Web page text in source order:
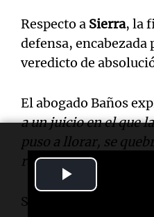
Respecto a Sierra, la
defensa, encabezada
veredicto de
El abogado Baños
a un juicio en el que
puso a llorar, se
resolvían".
Se espera que el